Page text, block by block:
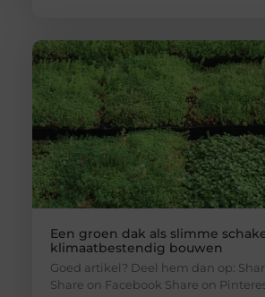
Een groen dak als slimme
klimaatbestendig bouwen
Goed artikel? Deel hem dan op:
Share on Facebook Share on